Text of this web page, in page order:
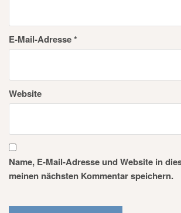
E-Mail-Adresse*
Website
Name, E-Mail-Adresse und Website in
meinen nächsten Kommentar speichern.